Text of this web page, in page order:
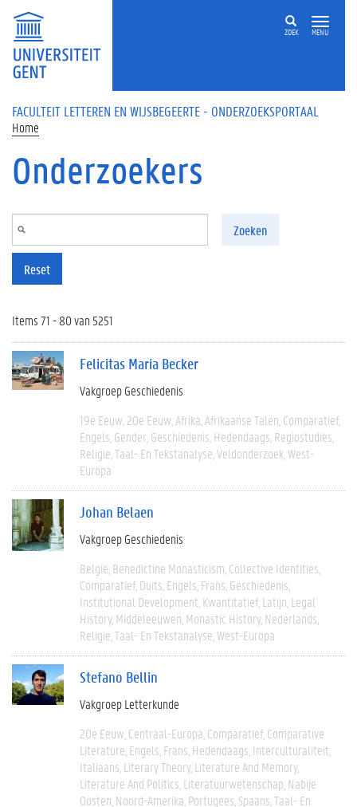
Overslaan en naar de inhoud gaan
ZOEK MENU
FACULTEIT LETTEREN EN WIJSBEGEERTE - ONDERZOEKSPORTAAL
Home
Onderzoekers
Zoeken
Reset
Items 71 - 80 van 5251
Felicitas Maria Becker
Vakgroep Geschiedenis
19e Eeuw 20e Eeuw Afrika Afrikaanse Talen Comparatief
Engels Gender Geschiedenis Hedendaags Regiostudies
Religie Taal- En Tekstanalyse Veldonderzoek West-
Europa
Johan Belaen
Vakgroep Geschiedenis
België Benedictine Monasticism Collective Identities
Comparatief Duits Engels Frans Geschiedenis
Institutional Development Kwantitatief Latijn Legal
History Middeleeuwen Monastic History Nederlands
Religie Taal- En Tekstanalyse West-Europa
Stefano Bellin
Vakgroep Letterkunde
20e Eeuw Centraal-Europa Comparatief Comparative
Literature Engels Frans Hedendaags Interculturaliteit
Italiaans Literary Theory Literature And Memory
Literature And Politics Literatuurwetenschap Nabije
Oosten Noord-Amerika Portugees Spaans Taal- En